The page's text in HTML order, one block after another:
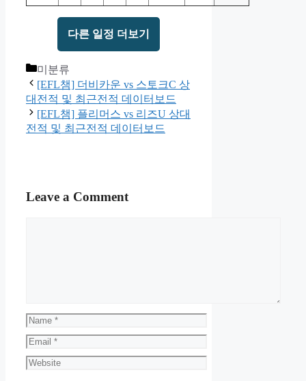
다른 일정 더보기
Categories
미분류
[EFL챔] 더비카운 vs 스토크C 상
대전적 및 최근전적 데이터보드
[EFL챔] 플리머스 vs 리즈U 상대
전적 및 최근전적 데이터보드
Leave a Comment
Name
Email
Website